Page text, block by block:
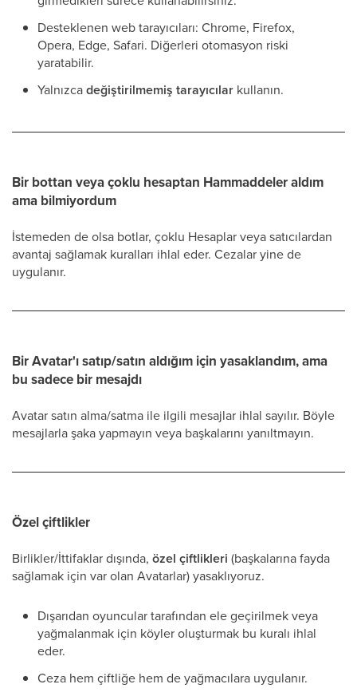
Desteklenen web tarayıcıları: Chrome, Firefox,
Opera, Edge, Safari. Diğerleri otomasyon riski
yaratabilir.
Yalnızcadeğiştirilmemiş tarayıcılar kullanın.
Bir bottan veya çoklu hesaptan Hammaddeler aldım
ama bilmiyordum
İstemeden de olsa botlar, çoklu Hesaplar veya satıcılardan
avantaj sağlamak kuralları ihlal eder. Cezalar yine de
uygulanır.
Bir Avatar'ı satıp/satın aldığım için yasaklandım, ama
bu sadece bir mesajdı
Avatar satın alma/satma ile ilgili mesajlar ihlal sayılır. Böyle
mesajlarla şaka yapmayın veya başkalarını yanıltmayın.
Özel çiftlikler
Birlikler/İttifaklar dışında, özel çiftlikleri (başkalarına fayda
sağlamak için var olan Avatarlar) yasaklıyoruz.
Dışarıdan oyuncular tarafından ele geçirilmek veya
yağmalanmak için köyler oluşturmak bu kuralı ihlal
eder.
Ceza hem çiftliğe hem de yağmacılara uygulanır.